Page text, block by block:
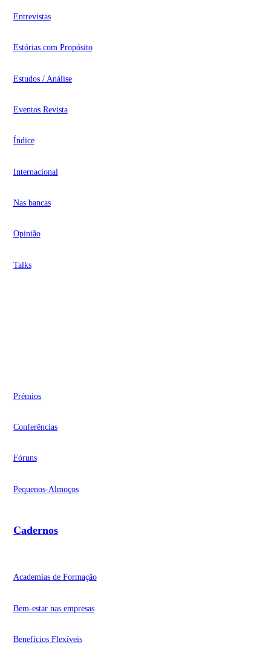
Entrevistas
Estórias com Propósito
Estudos / Análise
Eventos Revista
Índice
Internacional
Nas bancas
Opinião
Talks
Prémios
Conferências
Fóruns
Pequenos-Almoços
Cadernos
Academias de Formação
Bem-estar nas empresas
Benefícios Flexíveis